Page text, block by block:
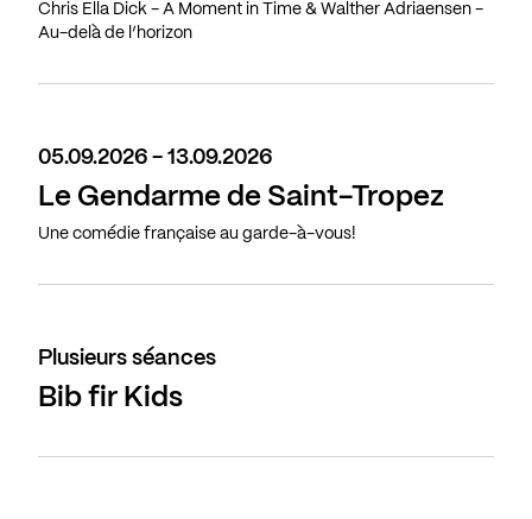
Chris Ella Dick - A Moment in Time & Walther Adriaensen -
Au-delà de l’horizon
05.09.2026 - 13.09.2026
Le Gendarme de Saint-Tropez
Une comédie française au garde-à-vous!
Plusieurs séances
Bib fir Kids